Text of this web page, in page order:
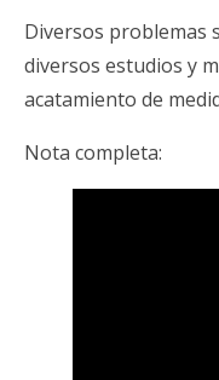
Diversos problemas
diversos estudios y
acatamiento de
Nota completa: